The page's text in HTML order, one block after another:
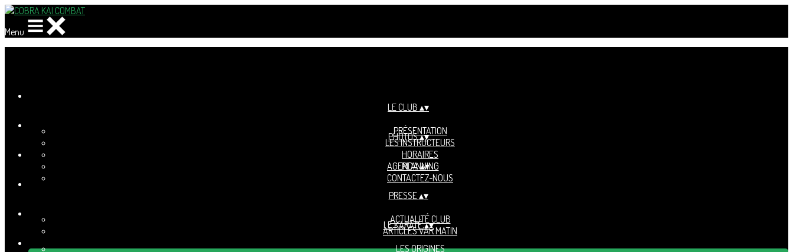
Menu
LE CLUB ▴▾
PRÉSENTATION
LES INSTRUCTEURS
HORAIRES
PLANNING
CONTACTEZ-NOUS
PHOTOS▴▾
AGENDA▴▾
PRESSE▴▾
ACTUALITÉ CLUB
ARTICLES VAR MATIN
LE KARATÉ▴▾
LES ORIGINES